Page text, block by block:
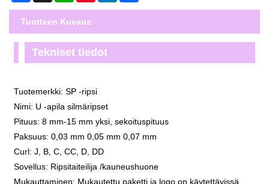
Tuotteen Kuvaus
Tekniset tiedot
Tuotemerkki: SP -ripsi
Nimi: U -apila silmäripset
Pituus: 8 mm-15 mm yksi, sekoituspituus
Paksuus: 0,03 mm 0,05 mm 0,07 mm
Curl: J, B, C, CC, D, DD
Sovellus: Ripsitaiteilija /kauneushuone
Mukauttaminen: Mukautettu paketti ja logo on käytettävissä